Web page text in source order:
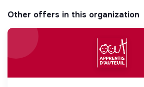
Other offers in this organization